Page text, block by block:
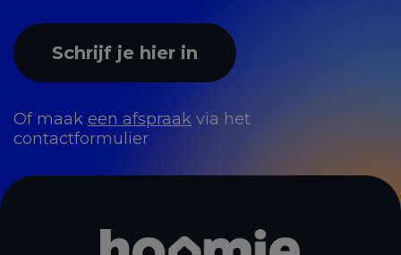
Of maak een afspraak via het
contactformulier
Schrijf je hier in